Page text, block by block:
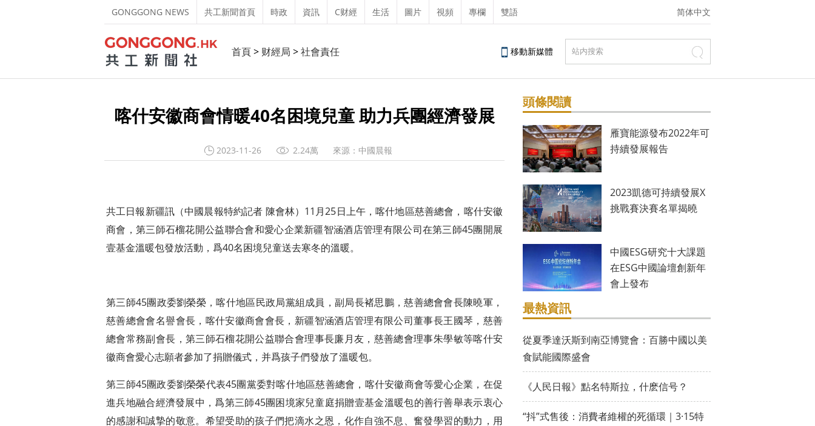
GONGGONG NEWS 共工新聞首頁 時政 資訊 C财經 生活 圖片 視頻 專欄 雙語 简体中文
首頁> 财經局 >社會責任 移動新媒體
喀什安徽商會情暖40名困境兒童 助力兵團經濟發展
2023-11-26 2.24萬 來源：中國晨報
共工日報新疆訊（中國晨報特約記者 陳會林）11月25日上午，喀什地區慈善總會，喀什安徽
商會，第三師石榴花開公益聯合會和愛心企業新疆智涵酒店管理有限公司在第三師45團開展
壹基金溫暖包發放活動，爲40名困境兒童送去寒冬的溫暖。
第三師45團政委劉榮榮，喀什地區民政局黨組成員，副局長褚思鵬，慈善總會會長陳曉軍，
慈善總會會名譽會長，喀什安徽商會會長，新疆智涵酒店管理有限公司董事長王國琴，慈善
總會常務副會長，第三師石榴花開公益聯合會理事長廉月友，慈善總會理事朱學敏等喀什安
徽商會愛心志願者參加了捐贈儀式，并爲孩子們發放了溫暖包。
第三師45團政委劉榮榮代表45團黨委對喀什地區慈善總會，喀什安徽商會等愛心企業，在促
進兵地融合經濟發展中，爲第三師45團困境家兒童庭捐贈壹基金溫暖包的善行善舉表示衷心
的感謝和誠摯的敬意。希望受助的孩子們把滴水之恩，化作自強不息、奮發學習的動力，用
頭條閱讀
雁寶能源發布2022年可
持續發展報告
2023凱德可持續發展X
挑戰賽決賽名單揭曉
中國ESG研究十大課題
在ESG中國論壇創新年
會上發布
最熱資訊
從夏季達沃斯到南亞博覽會：百勝中國以美
食賦能國際盛會
《人民日報》點名特斯拉，什麽信号？
“抖”式售後：消費者維權的死循環｜3·15特